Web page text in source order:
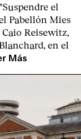
el
Pabellón Mies
Reisewitz,
en el
Más